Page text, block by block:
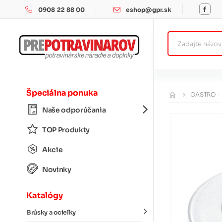
0908 22 88 00 eshop@gpr.sk
Špeciálna ponuka
Naše odporúčania
TOP Produkty
Akcie
Novinky
Katalógy
Brúsky a ocieľky
GASTRO -